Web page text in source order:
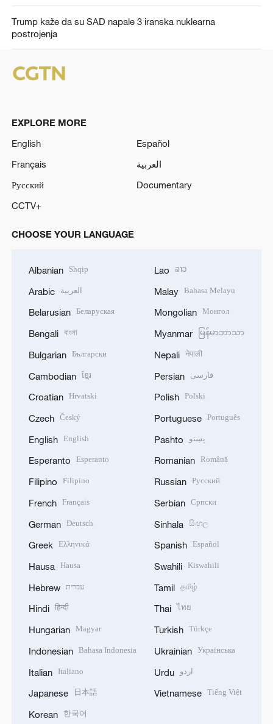
Trump kaže da su SAD napale 3 iranska nuklearna
postrojenja
EXPLORE MORE
English
Español
Français
العربية
Русский
Documentary
CCTV+
CHOOSE YOUR LANGUAGE
Albanian Shqip
Arabic العربية
Belarusian Беларуская
Bengali বাংলা
Bulgarian Български
Cambodian ខ្មែរ
Croatian Hrvatski
Czech Český
English English
Esperanto Esperanto
Filipino Filipino
French Français
German Deutsch
Greek Ελληνικά
Hausa Hausa
Hebrew עברית
Hindi हिन्दी
Hungarian Magyar
Indonesian Bahasa Indonesia
Italian Italiano
Japanese 日本語
Korean 한국어
Lao ລາວ
Malay Bahasa Melayu
Mongolian Монгол
Myanmar မြန်မာဘာသာ
Nepali नेपाली
Persian فارسی
Polish Polski
Portuguese Português
Pashto پښتو
Romanian Română
Russian Русский
Serbian Српски
Sinhala සිංහල
Spanish Español
Swahili Kiswahili
Tamil தமிழ்
Thai ไทย
Turkish Türkçe
Ukrainian Українська
Urdu اردو
Vietnamese Tiếng Việt